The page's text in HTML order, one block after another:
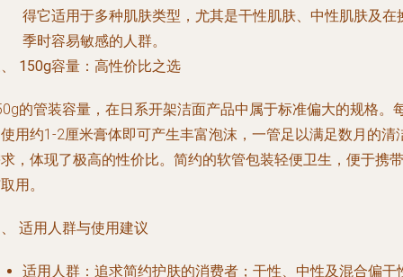
得它适用于多种肌肤类型，尤其是干性肌肤、中性肌肤及在
季时容易敏感的人群。
150g容量：高性价比之选
的管装容量，在日系开架洁面产品中属于标准偏大的规格。
用约1-2厘米膏体即可产生丰富泡沫，一管足以满足数月的清
，体现了极高的性价比。简约的软管包装轻便卫生，便于携带
用。
适用人群与使用建议
适用人群 ：追求简约护肤的消费者；干性、中性及混合偏干